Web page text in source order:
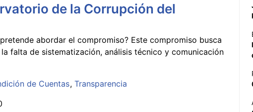
de la Corrupción del
abordar el compromiso? Este compromiso busca
falta de sistematización, análisis técnico y comunicación
de Cuentas Transparencia